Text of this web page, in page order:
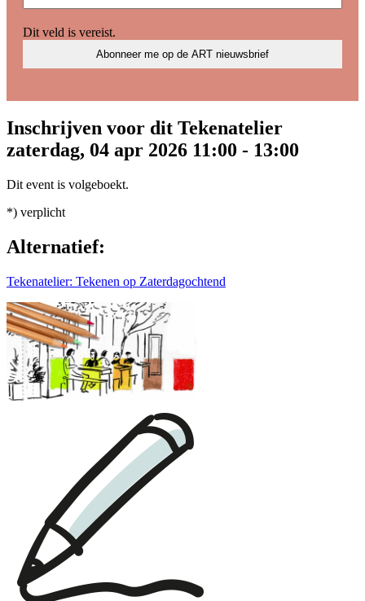
Dit veld is vereist.
Inschrijven voor dit Tekenatelier
zaterdag, 04 apr 2026 11:00 - 13:00
Dit event is volgeboekt.
*) verplicht
Alternatief:
Tekenatelier: Tekenen op Zaterdagochtend